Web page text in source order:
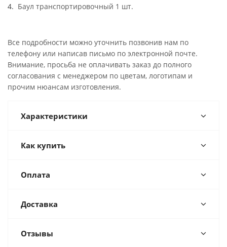
Баул транспортировочный 1 шт.
Все подробности можно уточнить позвонив нам по
телефону или написав письмо по электронной почте.
Внимание, просьба не оплачивать заказ до полного
согласования с менеджером по цветам, логотипам и
прочим нюансам изготовления.
Характеристики
Как купить
Оплата
Доставка
Отзывы